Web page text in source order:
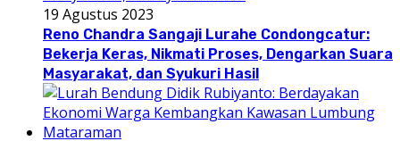
19 Agustus 2023
Reno Chandra Sangaji Lurahe Condongcatur:
Bekerja Keras, Nikmati Proses, Dengarkan Suara
Masyarakat, dan Syukuri Hasil